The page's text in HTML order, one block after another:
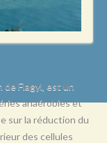
de Flagyl, est un
anaérobies et
sur la réduction du
des cellules